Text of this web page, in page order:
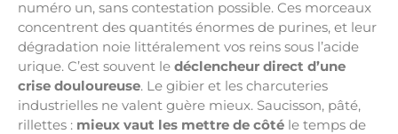
numéro un, sans contestation possible. Ces morceaux
concentrent des quantités énormes de purines, et leur
dégradation noie littéralement vos reins sous l’acide
urique. C’est souvent le déclencheur direct d’une
crise douloureuse. Le gibier et les charcuteries
industrielles ne valent guère mieux. Saucisson, pâté,
rillettes : mieux vaut les mettre de côté le temps de